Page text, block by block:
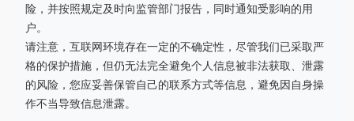
险，并按照规定及时向监管部门报告，同时通知受影响的用
户。
请注意，互联网环境存在一定的不确定性，尽管我们已采取严
格的保护措施，但仍无法完全避免个人信息被非法获取、泄露
的风险，您应妥善保管自己的联系方式等信息，避免因自身操
作不当导致信息泄露。